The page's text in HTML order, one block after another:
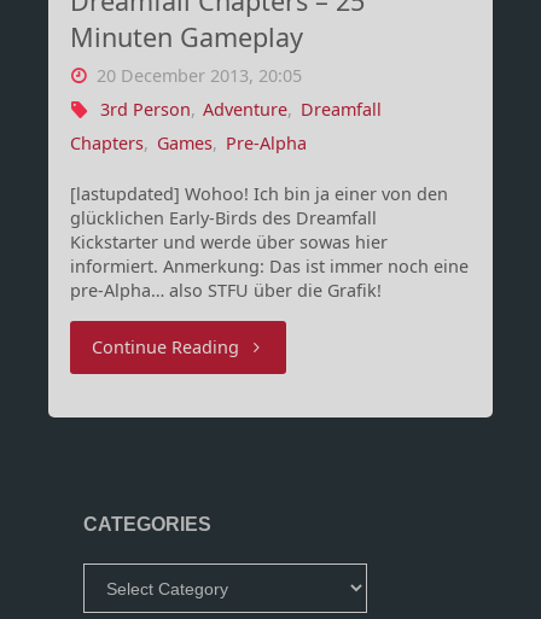
Minuten Gameplay
20 December 2013, 20:05
3rd Person, Adventure, Dreamfall
Chapters, Games, Pre-Alpha
[lastupdated] Wohoo! Ich bin ja einer von den
glücklichen Early-Birds des Dreamfall
Kickstarter und werde über sowas hier
informiert. Anmerkung: Das ist immer noch eine
pre-Alpha… also STFU über die Grafik!
Continue Reading"Dreamfall
CATEGORIES